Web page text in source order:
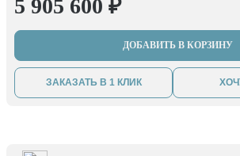
5 905 600 ₽
ДОБАВИТЬ В КОРЗИНУ
ЗАКАЗАТЬ В 1 КЛИК